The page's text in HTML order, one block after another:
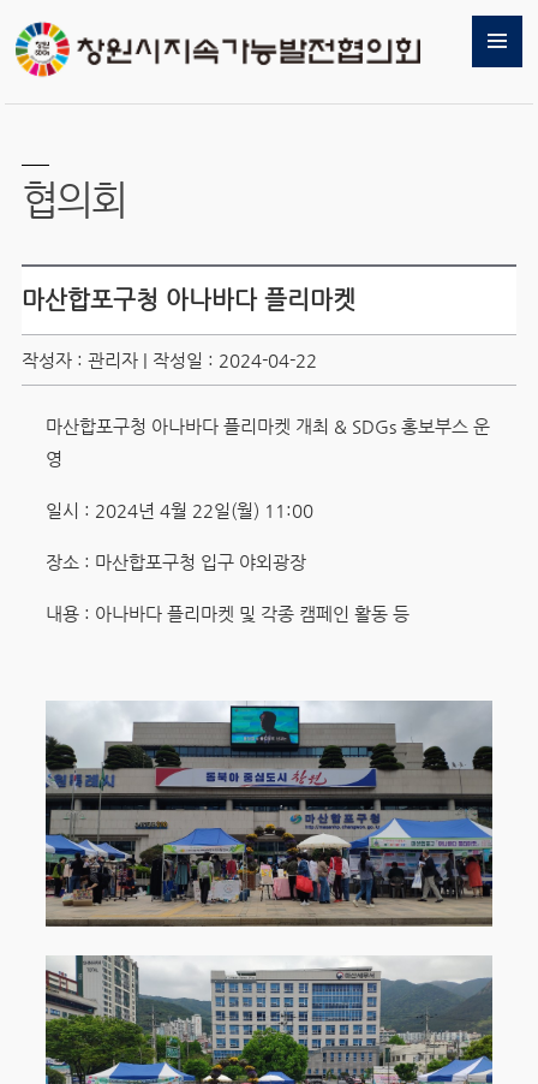
협의회
마산합포구청 아나바다 플리마켓
작성자 : 관리자 | 작성일 : 2024-04-22
마산합포구청 아나바다 플리마켓 개최 & SDGs 홍보부스 운
영
일시 : 2024년 4월 22일(월) 11:00
장소 : 마산합포구청 입구 야외광장
내용 : 아나바다 플리마켓 및 각종 캠페인 활동 등